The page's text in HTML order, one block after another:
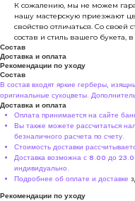
К сожалению, мы не можем
нашу мастерскую приезжают
свойство отличаться. Со
состав и стиль вашего букета,
Состав
Доставка и оплата
Рекомендации по уходу
Состав
В состав входят яркие герберы,
оригинальные сухоцветы.
Доставка и оплата
Оплата принимается на сайте
Вы также можете рассчитаться
безналичного расчета по счету.
Стоимость доставки
Доставка возможна с 8.00 до
индивидуально.
Подробнее об оплате и доставке
Рекомендации по уходу